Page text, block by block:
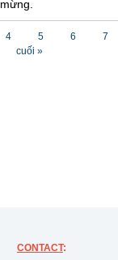
4 5 6
7
cuối »
CONTACT: